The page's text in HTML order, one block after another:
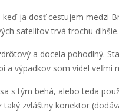
keď ja dosť cestujem medzi
satelitov trvá trochu dlhšie.
a docela pohodlný.
a výpadkov som videl veľmi
s tým behá, alebo teda
taký zvláštny konektor